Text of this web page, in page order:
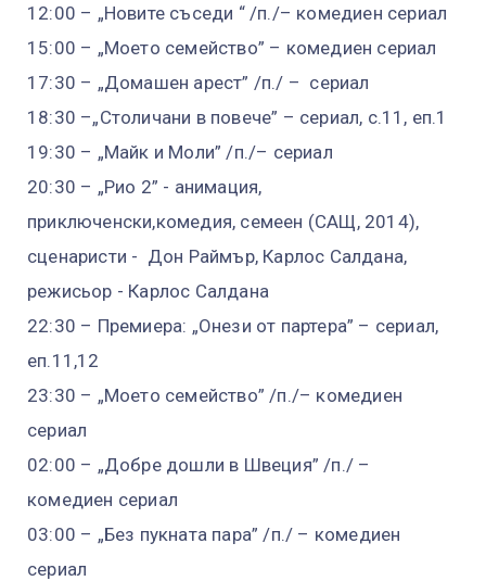
12:00 – „Новите съседи “ /п./– комедиен сериал
15:00 – „Моето семейство” – комедиен сериал
17:30 – „Домашен арест” /п./ – сериал
18:30 –„Столичани в повече” – сериал, с.11, еп.1
19:30 – „Майк и Моли” /п./– сериал
20:30 – „Рио 2” - анимация,
приключенски,комедия, семеен (САЩ, 2014),
сценаристи - Дон Раймър, Карлос Салдана,
режисьор - Карлос Салдана
22:30 – Премиера: „Онези от партера” – сериал,
еп.11,12
23:30 – „Моето семейство” /п./– комедиен
сериал
02:00 – „Добре дошли в Швеция” /п./ –
комедиен сериал
03:00 – „Без пукната пара” /п./ – комедиен
сериал